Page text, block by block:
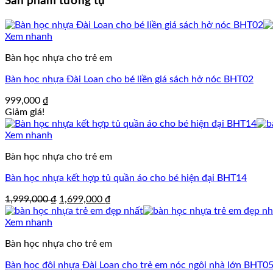
Xem nhanh
Bàn học nhựa cho trẻ em
Bàn học nhựa Đài Loan cho bé liền giá sách hở nóc BHT02
999,000 ₫
Giảm giá!
Xem nhanh
Bàn học nhựa cho trẻ em
Bàn học nhựa kết hợp tủ quần áo cho bé hiện đại BHT14
1,999,000₫ Giá
gốc
1,699,000 ₫
hiện
1,699,000 ₫.
Xem nhanh
Bàn học nhựa cho trẻ em
Bàn học đôi nhựa Đài Loan cho trẻ em nóc ngôi nhà lớn BHT05